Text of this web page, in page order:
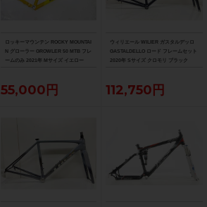
ロッキーマウンテン ROCKY MOUNTAI
N グローラー GROWLER 50 MTB フレ
ームのみ 2021年 Mサイズ イエロー
55,000円
ウィリエール WILIER ガスタルデッロ
GASTALDELLO ロード フレームセット
2020年 Sサイズ クロモリ ブラック
112,750円